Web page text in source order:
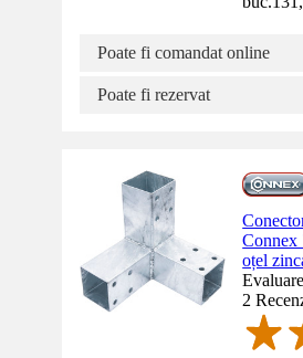
Poate fi comandat online
Poate fi rezervat
Connex
oțel
2